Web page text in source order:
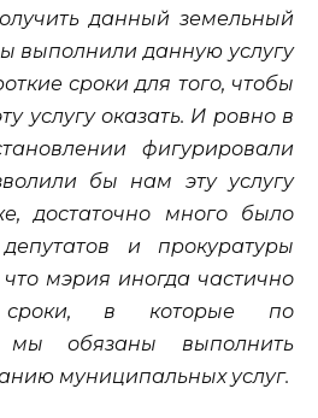
данный земельный
выполнили данную услугу
сроки для того, чтобы
услугу оказать. И ровно в
фигурировали
бы нам эту услугу
достаточно много было
и прокуратуры
что мэрия иногда частично
в которые по
мы обязаны выполнить
муниципальных услуг.